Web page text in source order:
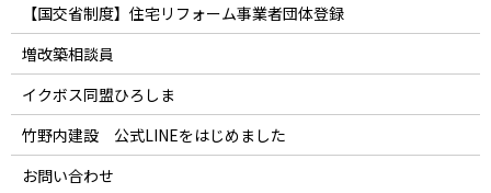
【国交省制度】住宅リフォーム事業者団体登録
増改築相談員
イクボス同盟ひろしま
竹野内建設 公式LINEをはじめました
お問い合わせ